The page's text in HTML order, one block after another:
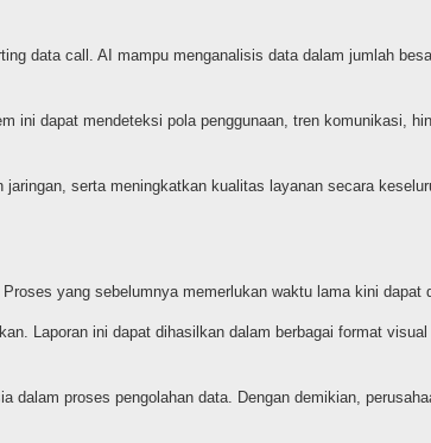
data call. AI mampu menganalisis data dalam jumlah
dapat mendeteksi pola penggunaan, tren komunikasi,
serta meningkatkan kualitas layanan secara
yang sebelumnya memerlukan waktu lama kini dapat
Laporan ini dapat dihasilkan dalam berbagai format
proses pengolahan data. Dengan demikian,